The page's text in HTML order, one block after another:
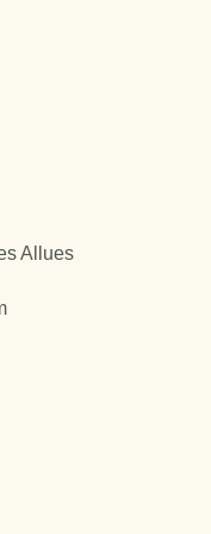
Allues